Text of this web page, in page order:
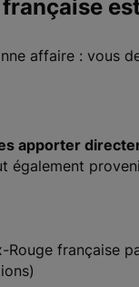
affaire : vous
apporter
française